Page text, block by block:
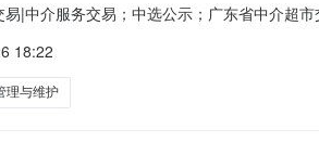
易|中介服务交易；中选公示；广东省中介超
下浮率金额说明：参照按粤价函[2011]742
18:22
理与维护